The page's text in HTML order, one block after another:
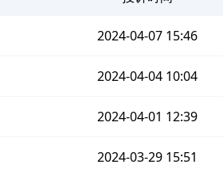
2024-04-07 15:46
2024-04-04 10:04
2024-04-01 12:39
2024-03-29 15:51